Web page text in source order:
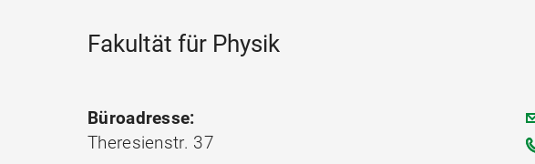
Fakultät für Physik
Büroadresse:
Theresienstr. 37